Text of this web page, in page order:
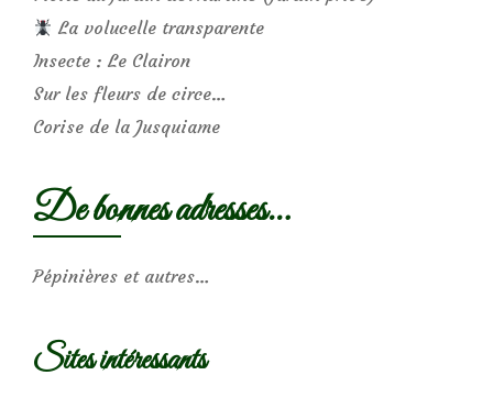
La volucelle transparente
Insecte : Le Clairon
Sur les fleurs de circe…
Corise de la Jusquiame
De bonnes adresses…
Pépinières et autres…
Sites intéressants